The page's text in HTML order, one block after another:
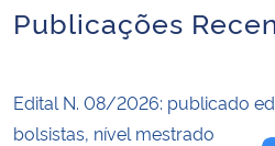
Publicações
Edital N. 08/2026: publicado
bolsistas, nível mestrado